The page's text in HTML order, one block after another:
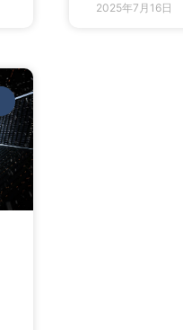
2025年7月16日